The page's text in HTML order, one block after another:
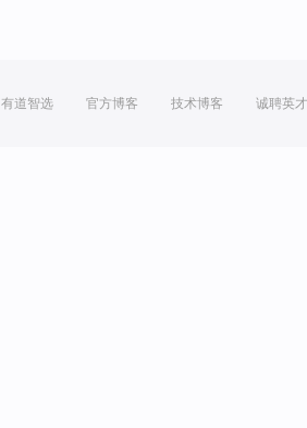
有道智选 官方博客 技术博客 诚聘英才